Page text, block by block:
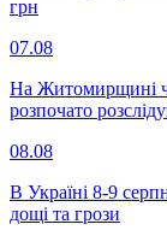
грн
07.08
На Житомирщині
розпочато
08.08
В Україні 8-9
дощі та грози